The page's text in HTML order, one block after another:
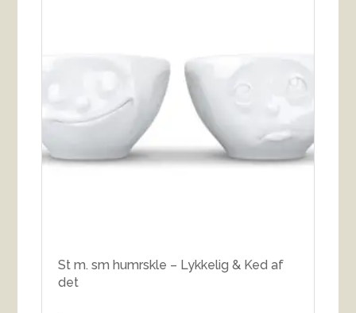
St m. sm humrskle – Lykkelig & Ked af
det